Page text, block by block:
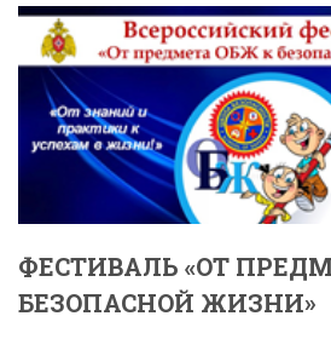
ФЕСТИВАЛЬ «ОТ
БЕЗОПАСНОЙ ЖИЗНИ»